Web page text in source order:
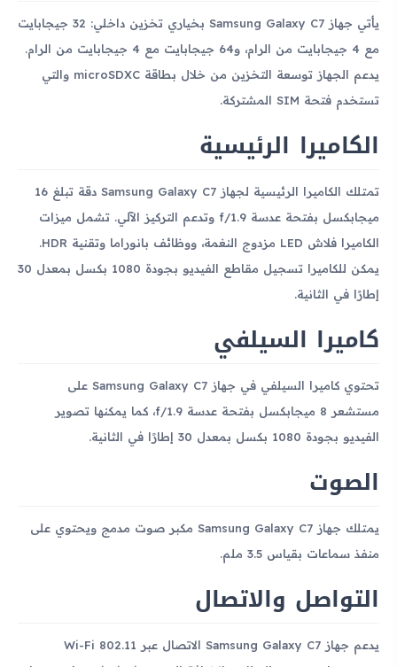
يأتي جهاز Samsung Galaxy C7 بخياري تخزين داخلي: 32 جيجابايت
مع 4 جيجابايت من الرام، و64 جيجابايت مع 4 جيجابايت من الرام.
يدعم الجهاز توسعة التخزين من خلال بطاقة microSDXC والتي
تستخدم فتحة SIM المشتركة.
الكاميرا الرئيسية
تمتلك الكاميرا الرئيسية لجهاز Samsung Galaxy C7 دقة تبلغ 16
ميجابكسل بفتحة عدسة f/1.9 وتدعم التركيز الآلي. تشمل ميزات
الكاميرا فلاش LED مزدوج النغمة، ووظائف بانوراما وتقنية HDR.
يمكن للكاميرا تسجيل مقاطع الفيديو بجودة 1080 بكسل بمعدل 30
إطارًا في الثانية.
كاميرا السيلفي
تحتوي كاميرا السيلفي في جهاز Samsung Galaxy C7 على
مستشعر 8 ميجابكسل بفتحة عدسة f/1.9، كما يمكنها تصوير
الفيديو بجودة 1080 بكسل بمعدل 30 إطارًا في الثانية.
الصوت
يمتلك جهاز Samsung Galaxy C7 مكبر صوت مدمج ويحتوي على
منفذ سماعات بقياس 3.5 ملم.
التواصل والاتصال
يدعم جهاز Samsung Galaxy C7 الاتصال عبر Wi-Fi 802.11